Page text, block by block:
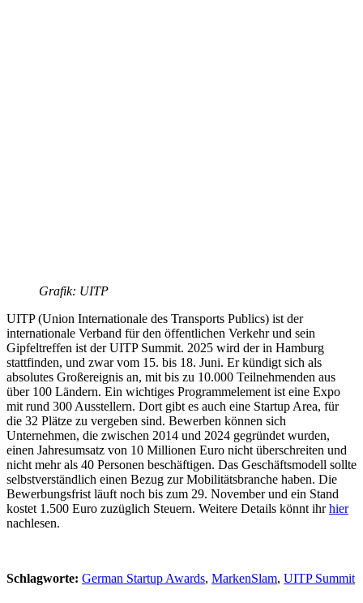
Grafik: UITP
UITP (Union Internationale des Transports Publics) ist der
internationale Verband für den öffentlichen Verkehr und sein
Gipfeltreffen ist der UITP Summit. 2025 wird der in Hamburg
stattfinden, und zwar vom 15. bis 18. Juni. Er kündigt sich als
absolutes Großereignis an, mit bis zu 10.000 Teilnehmenden aus
über 100 Ländern. Ein wichtiges Programmelement ist eine Expo
mit rund 300 Ausstellern. Dort gibt es auch eine Startup Area, für
die 32 Plätze zu vergeben sind. Bewerben können sich
Unternehmen, die zwischen 2014 und 2024 gegründet wurden,
einen Jahresumsatz von 10 Millionen Euro nicht überschreiten und
nicht mehr als 40 Personen beschäftigen. Das Geschäftsmodell sollte
selbstverständlich einen Bezug zur Mobilitätsbranche haben. Die
Bewerbungsfrist läuft noch bis zum 29. November und ein Stand
kostet 1.500 Euro zuzüglich Steuern. Weitere Details könnt ihrhier
nachlesen.
Schlagworte: German Startup Awards, MarkenSlam, UITP Summit